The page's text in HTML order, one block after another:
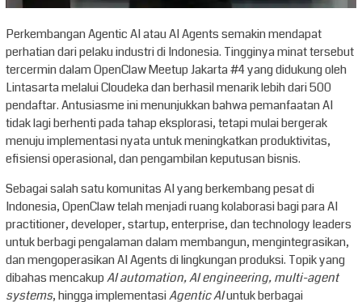
Perkembangan Agentic AI atau AI Agents semakin mendapat
perhatian dari pelaku industri di Indonesia. Tingginya minat tersebut
tercermin dalam OpenClaw Meetup Jakarta #4 yang didukung oleh
Lintasarta melalui Cloudeka dan berhasil menarik lebih dari 500
pendaftar. Antusiasme ini menunjukkan bahwa pemanfaatan AI
tidak lagi berhenti pada tahap eksplorasi, tetapi mulai bergerak
menuju implementasi nyata untuk meningkatkan produktivitas,
efisiensi operasional, dan pengambilan keputusan bisnis.
Sebagai salah satu komunitas AI yang berkembang pesat di
Indonesia, OpenClaw telah menjadi ruang kolaborasi bagi para AI
practitioner, developer, startup, enterprise, dan technology leaders
untuk berbagi pengalaman dalam membangun, mengintegrasikan,
dan mengoperasikan AI Agents di lingkungan produksi. Topik yang
dibahas mencakupAI automation, AI engineering, multi-agent
systems, hingga implementasiAgentic AIuntuk berbagai